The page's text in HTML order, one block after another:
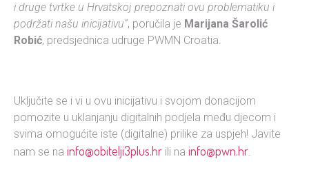
i druge tvrtke u Hrvatskoj prepoznati ovu problematiku i
podržati našu inicijativu“, poručila je Marijana Šarolić
Robić, predsjednica udruge PWMN Croatia.
Uključite se i vi u ovu inicijativu i svojom donacijom
pomozite u uklanjanju digitalnih podjela među djecom i
svima omogućite iste (digitalne) prilike za uspjeh! Javite
nam se na info@obitelji3plus.hrili na info@pwn.hr.